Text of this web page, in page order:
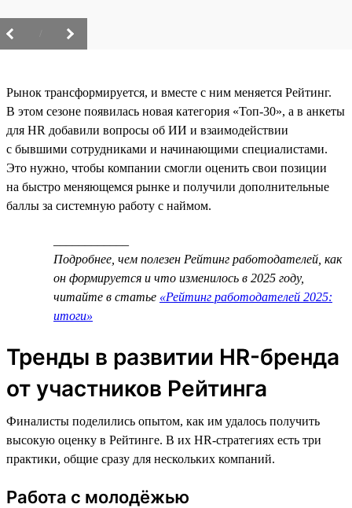
Рынок трансформируется, и вместе с ним меняется Рейтинг.
В этом сезоне появилась новая категория «Топ-30», а в анкеты
для HR добавили вопросы об ИИ и взаимодействии
с бывшими сотрудниками и начинающими специалистами.
Это нужно, чтобы компании смогли оценить свои позиции
на быстро меняющемся рынке и получили дополнительные
баллы за системную работу с наймом.
Подробнее, чем полезен Рейтинг работодателей, как
он формируется и что изменилось в 2025 году,
читайте в статье «Рейтинг работодателей 2025:
итоги»
Тренды в развитии HR-бренда
от участников Рейтинга
Финалисты поделились опытом, как им удалось получить
высокую оценку в Рейтинге. В их HR-стратегиях есть три
практики, общие сразу для нескольких компаний.
Работа с молодёжью